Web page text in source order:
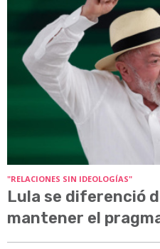
"RELACIONES SIN IDEOLOGÍAS"
Lula se diferenció
mantener el